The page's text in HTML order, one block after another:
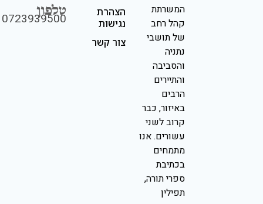
המשרתת
קהל רחב
של תושבי
נתניה
והסביבה
והתיירים
הרבים
באיזור, כבר
קרוב לשני
עשורים. אנו
מתמחים
בכתיבת
ספרי תורה,
תפילין
הצהרת
נגישות
צור קשר
טלפון
0723939500